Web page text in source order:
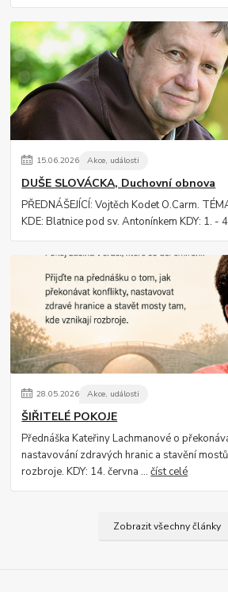
15.06.2026 Akce, události
DUŠE SLOVÁCKA, Duchovní obnova
PŘEDNÁŠEJÍCÍ: Vojtěch Kodet O.Carm.
KDE: Blatnice pod sv. Antonínkem KDY: 1. -
28.05.2026 Akce, události
ŠIŘITELÉ POKOJE
Přednáška Kateřiny Lachmanové o
nastavování zdravých hranic a stavění
rozbroje. KDY: 14. června ...číst celé
Zobrazit všechny články